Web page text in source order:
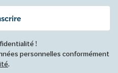
!
personnelles conformément
.